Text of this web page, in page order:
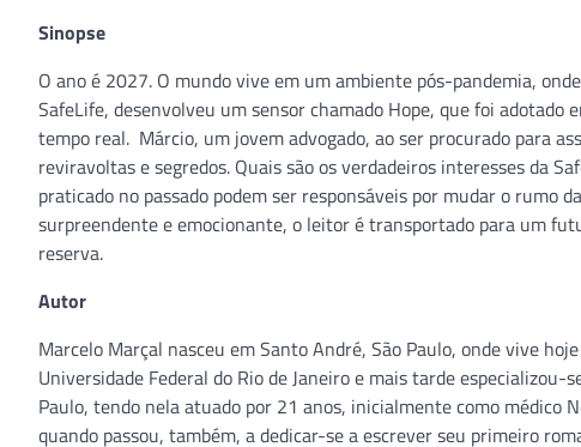
Sinopse
O ano é 2027. O mundo vive em um ambiente pós-pandemia,
SafeLife, desenvolveu um sensor chamado Hope, que foi
tempo real. Márcio, um jovem advogado, ao ser procurado para
reviravoltas e segredos. Quais são os verdadeiros interesses da
praticado no passado podem ser responsáveis por mudar o rumo
surpreendente e emocionante, o leitor é transportado para um
reserva.
Autor
Marcelo Marçal nasceu em Santo André, São Paulo, onde vive
Universidade Federal do Rio de Janeiro e mais tarde
Paulo, tendo nela atuado por 21 anos, inicialmente como
quando passou, também, a dedicar-se a escrever seu primeiro